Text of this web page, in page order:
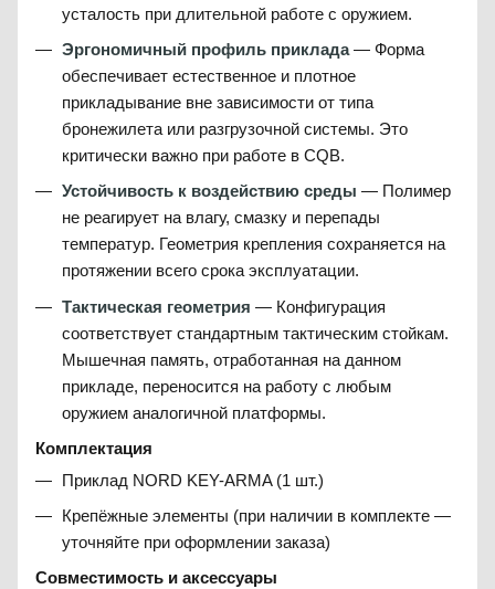
усталость при длительной работе с оружием.
Эргономичный профиль приклада— Форма
обеспечивает естественное и плотное
прикладывание вне зависимости от типа
бронежилета или разгрузочной системы. Это
критически важно при работе в CQB.
Устойчивость к воздействию среды — Полимер
не реагирует на влагу, смазку и перепады
температур. Геометрия крепления сохраняется на
протяжении всего срока эксплуатации.
Тактическая геометрия — Конфигурация
соответствует стандартным тактическим стойкам.
Мышечная память, отработанная на данном
прикладе, переносится на работу с любым
оружием аналогичной платформы.
Комплектация
Приклад NORD KEY-ARMA (1 шт.)
Крепёжные элементы (при наличии в комплекте —
уточняйте при оформлении заказа)
Совместимость и аксессуары